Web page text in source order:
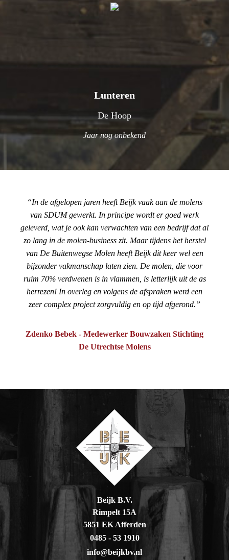
Lunteren
De Hoop
Jaar nog onbekend
In de afgelopen jaren heeft Beijk vaak aan de molens
van SDUM gewerkt. In principe wordt er goed werk
geleverd, wat je ook kan verwachten van een bedrijf dat al
zo lang in de molen-business zit. Maar tijdens het herstel
van De Buitenwegse Molen heeft Beijk dit keer wel een
bijzonder vakmanschap laten zien. De molen, die voor
ruim 70% verdwenen is in vlammen, is letterlijk uit de as
herrezen! In overleg en volgens de afspraken werd een
zeer complex project zorgvuldig en op tijd afgerond.
Zdenko Bebek - Medewerker Bouwzaken Stichting
De Utrechtse Molens
Beijk B.V.
Rimpelt 15A
5851 EK Afferden
0485 - 53 1910
info@beijkbv.nl